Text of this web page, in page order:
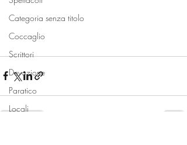
Categoria senza titolo
Coccaglio
Scrittori
Devozione
Paratico
Locali